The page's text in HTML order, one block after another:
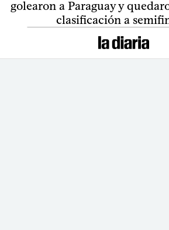
golearon a Paraguay y
clasificación a